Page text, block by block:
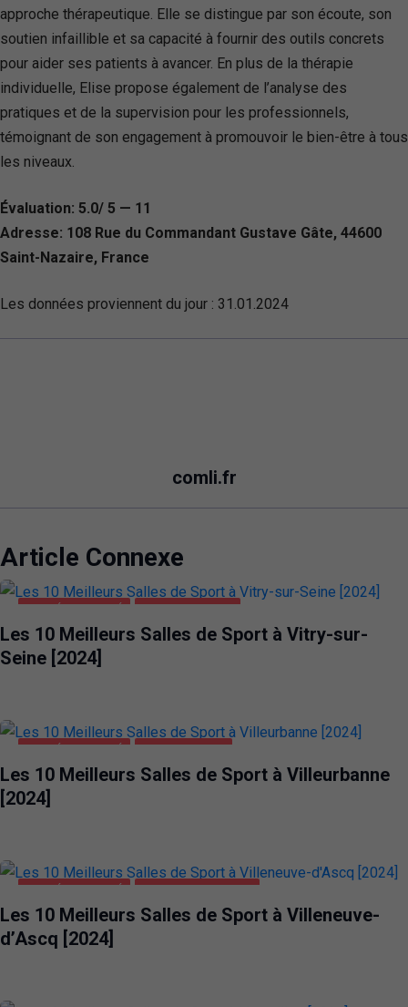
approche thérapeutique. Elle se distingue par son écoute, son
soutien infaillible et sa capacité à fournir des outils concrets
pour aider ses patients à avancer. En plus de la thérapie
individuelle, Elise propose également de l’analyse des
pratiques et de la supervision pour les professionnels,
témoignant de son engagement à promouvoir le bien-être à tous
les niveaux.
Évaluation: 5.0/ 5 — 11
Adresse: 108 Rue du Commandant Gustave Gâte, 44600
Saint-Nazaire, France
Les données proviennent du jour : 31.01.2024
comli.fr
Article Connexe
Les 10 Meilleurs Salles de Sport à Vitry-sur-
Seine [2024]
Les 10 Meilleurs Salles de Sport à Villeurbanne
[2024]
Les 10 Meilleurs Salles de Sport à Villeneuve-
d’Ascq [2024]